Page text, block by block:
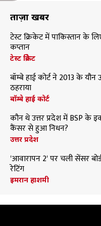
ताज़ा खबरें
टेस्ट क्रिकेट में पाकिस्तान के
कप्तान
टेस्ट क्रिकेट
बॉम्बे हाई कोर्ट ने 2013 के
ठहराया
बॉम्बे हाई कोर्ट
कौन थे उत्तर प्रदेश में BSP के
कैंसर से हुआ निधन?
उत्तर प्रदेश
'आवारापन 2' पर चली सेंसर
रेटिंग
इमरान हाशमी